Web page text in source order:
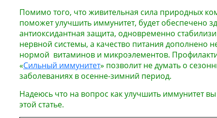
Помимо того, что живительная сила природных
поможет улучшить иммунитет, будет обеспечено
антиоксидантная защита, одновременно
нервной системы, а качество питания дополнено
нормой витаминов и микроэлементов.
«Сильный иммунитет» позволит не думать о
заболеваниях в осенне-зимний период.
Надеюсь что на вопрос как улучшить иммунитет
этой статье.